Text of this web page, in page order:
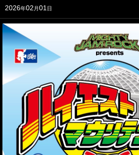
2026年02 月01 日